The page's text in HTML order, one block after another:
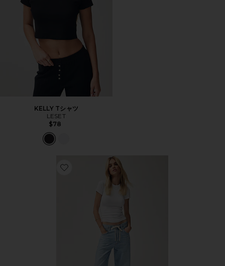
KELLY Tシャツ
LESET
$78
Favorite BRYNN ドローストリングトラウザー